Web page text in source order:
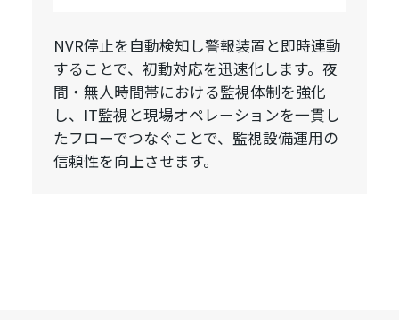
NVR停止を自動検知し警報装置と即時連動
することで、初動対応を迅速化します。夜
間・無人時間帯における監視体制を強化
し、IT監視と現場オペレーションを一貫し
たフローでつなぐことで、監視設備運用の
信頼性を向上させます。